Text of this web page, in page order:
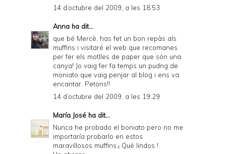
14 d’octubre del 2009, a les 18:53
Anna ha dit...
que bé Mercè, has fet un bon repàs als
muffins i visitaré el web que recomanes
per fer els motlles de paper que són una
canya! Jo vaig fer fa temps un pudng de
moniato que vaig penjar al blog i ens va
encantar. Petons!!
14 d’octubre del 2009, a les 19:29
María José ha dit...
Nunca he probado el boniato pero no me
importaría probarlo en estos
maravillosos muffins.¡ Qué lindos !.